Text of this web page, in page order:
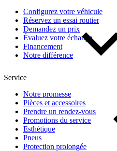
Configurez votre véhicule
Réservez un essai routier
Demandez un prix
Évaluez votre échange
Financement
Notre différence
Service
Notre promesse
Pièces et accessoires
Prendre un rendez-vous
Promotions du service
Esthétique
Pneus
Protection prolongée